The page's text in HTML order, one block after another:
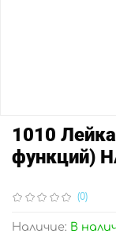
(0)
Наличие: В
1010
функций)